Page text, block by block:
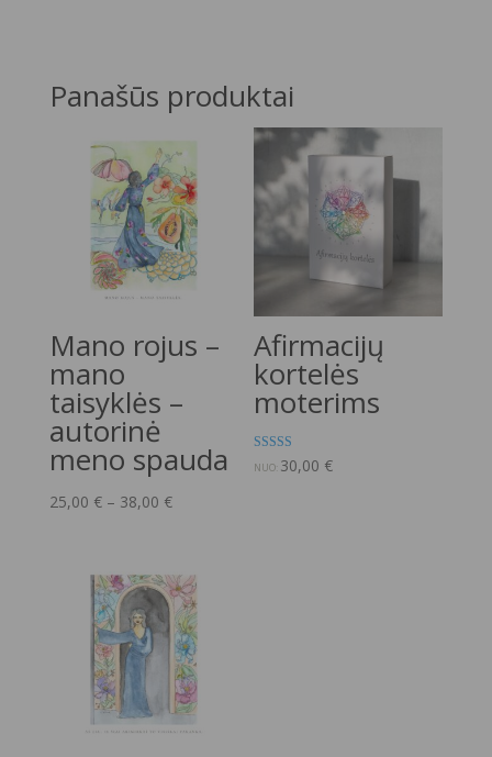
Panašūs produktai
Mano rojus –
mano
taisyklės –
autorinė
meno spauda
25,00 € – 38,00 €Price
through
38,00 €
Afirmacijų
kortelės
moterims
Įvertinimas:
5.00
NUO: 30,00 €